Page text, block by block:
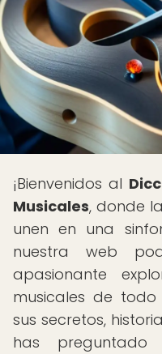
¡Bienvenidos al
Musicales, donde
unen en una
nuestra web
apasionante
musicales de
sus secretos,
has